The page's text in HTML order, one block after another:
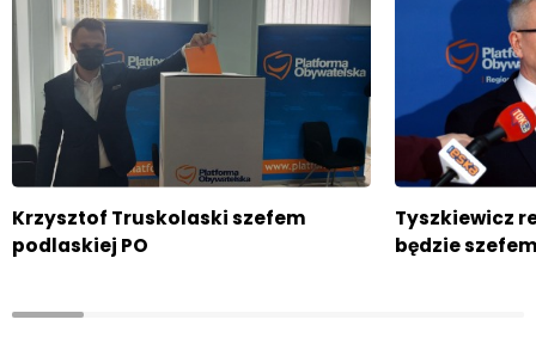
Krzysztof Truskolaski szefem
podlaskiej PO
Tyszkiewicz
będzie